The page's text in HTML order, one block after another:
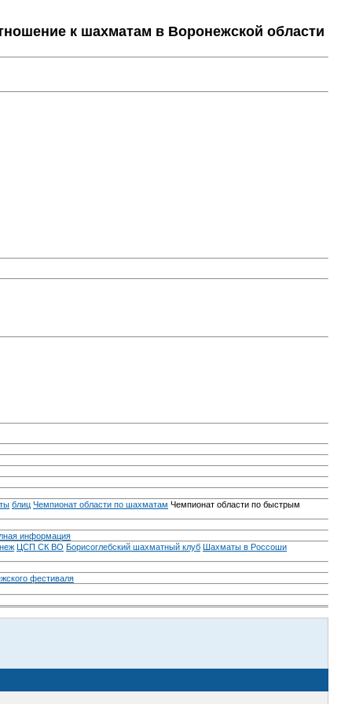
к шахматам в Воронежской области
блиц Чемпионат области по шахматам Чемпионат области по быстрым
информация
ЦСП СК ВО Борисоглебский шахматный клуб Шахматы в Россоши
фестиваля